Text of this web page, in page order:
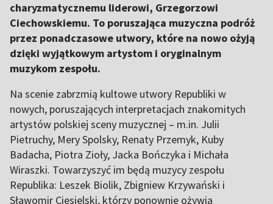
charyzmatycznemu liderowi, Grzegorzowi
Ciechowskiemu. To poruszająca muzyczna podróż
przez ponadczasowe utwory, które na nowo ożyją
dzięki wyjątkowym artystom i oryginalnym
muzykom zespołu.
Na scenie zabrzmią kultowe utwory Republiki w
nowych, poruszających interpretacjach znakomitych
artystów polskiej sceny muzycznej – m.in. Julii
Pietruchy, Mery Spolsky, Renaty Przemyk, Kuby
Badacha, Piotra Zioły, Jacka Bończyka i Michała
Wiraszki. Towarzyszyć im będą muzycy zespołu
Republika: Leszek Biolik, Zbigniew Krzywański i
Sławomir Ciesielski, którzy ponownie ożywią